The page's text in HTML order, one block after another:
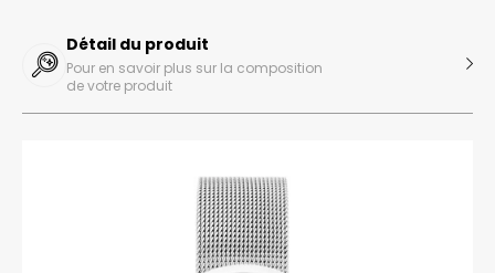
Détail du produit
Pour en savoir plus sur la composition
de votre produit